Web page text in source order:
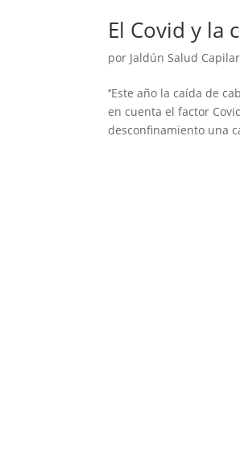
El Covid y la
por Jaldún Salud Capilar
‘’Este año la caída de
en cuenta el factor
desconfinamiento una